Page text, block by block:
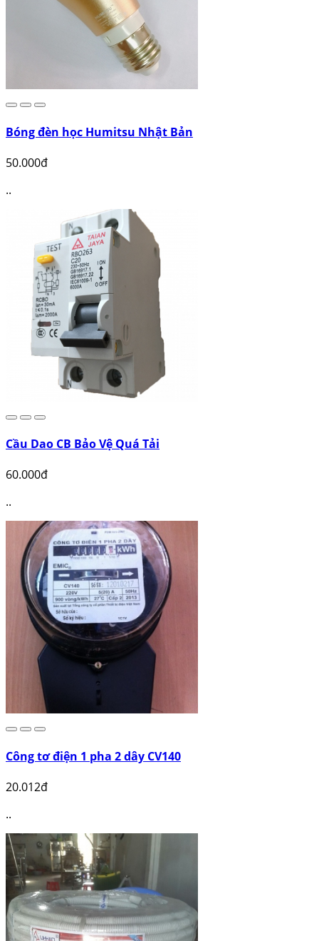
Bóng đèn học Humitsu Nhật Bản
50.000đ
..
Cầu Dao CB Bảo Vệ Quá Tải
60.000đ
..
Công tơ điện 1 pha 2 dây CV140
20.012đ
..